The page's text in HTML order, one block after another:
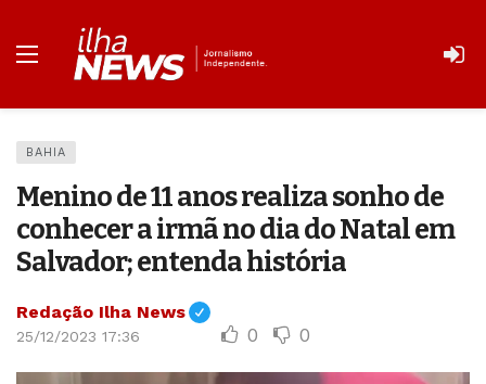
BAHIA
Menino de 11 anos realiza sonho de
conhecer a irmã no dia do Natal em
Salvador; entenda história
Redação Ilha News
25/12/2023 17:36 0 0